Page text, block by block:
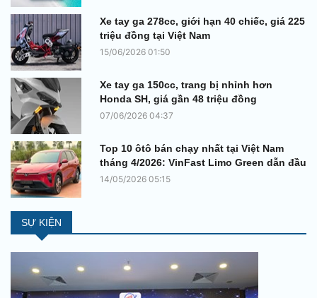
Xe tay ga 278cc, giới hạn 40 chiếc, giá 225
triệu đồng tại Việt Nam
15/06/2026 01:50
Xe tay ga 150cc, trang bị nhỉnh hơn
Honda SH, giá gần 48 triệu đồng
07/06/2026 04:37
Top 10 ôtô bán chạy nhất tại Việt Nam
tháng 4/2026: VinFast Limo Green dẫn đầu
14/05/2026 05:15
SỰ KIỆN